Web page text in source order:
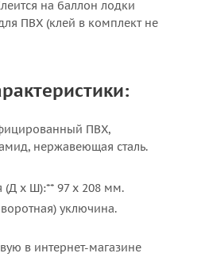
на баллон лодки
ПВХ (клей в комплект не
ПВХ,
нержавеющая сталь.
(Д х Ш):** 97 х 208 мм.
уключина.
в интернет-магазине